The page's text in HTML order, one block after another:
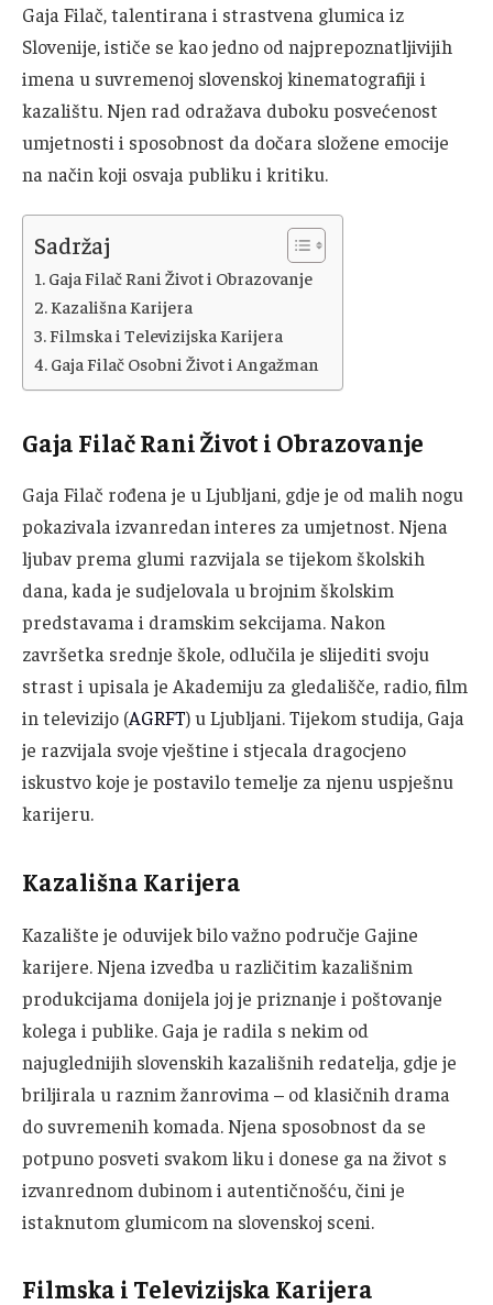
Gaja Filač, talentirana i strastvena glumica iz
Slovenije, ističe se kao jedno od najprepoznatljivijih
imena u suvremenoj slovenskoj kinematografiji i
kazalištu. Njen rad odražava duboku posvećenost
umjetnosti i sposobnost da dočara složene emocije
na način koji osvaja publiku i kritiku.
Sadržaj
Gaja Filač Rani Život i Obrazovanje
Kazališna Karijera
Filmska i Televizijska Karijera
Gaja Filač Osobni Život i Angažman
Gaja Filač Rani Život i Obrazovanje
Gaja Filač rođena je u Ljubljani, gdje je od malih nogu
pokazivala izvanredan interes za umjetnost. Njena
ljubav prema glumi razvijala se tijekom školskih
dana, kada je sudjelovala u brojnim školskim
predstavama i dramskim sekcijama. Nakon
završetka srednje škole, odlučila je slijediti svoju
strast i upisala je Akademiju za gledališče, radio, film
in televizijo (AGRFT) u Ljubljani. Tijekom studija, Gaja
je razvijala svoje vještine i stjecala dragocjeno
iskustvo koje je postavilo temelje za njenu uspješnu
karijeru.
Kazališna Karijera
Kazalište je oduvijek bilo važno područje Gajine
karijere. Njena izvedba u različitim kazališnim
produkcijama donijela joj je priznanje i poštovanje
kolega i publike. Gaja je radila s nekim od
najuglednijih slovenskih kazališnih redatelja, gdje je
briljirala u raznim žanrovima – od klasičnih drama
do suvremenih komada. Njena sposobnost da se
potpuno posveti svakom liku i donese ga na život s
izvanrednom dubinom i autentičnošću, čini je
istaknutom glumicom na slovenskoj sceni.
Filmska i Televizijska Karijera